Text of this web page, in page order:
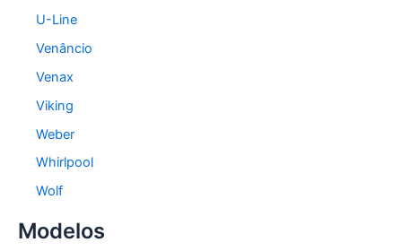
U-Line
Venâncio
Venax
Viking
Weber
Whirlpool
Wolf
Modelos